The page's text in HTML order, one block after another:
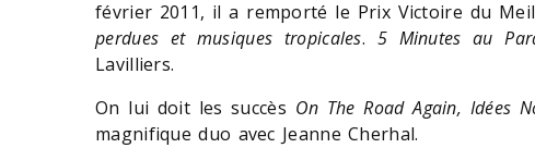
février 2011, il a remporté le Prix Victoire du
perdues et musiques tropicales. 5 Minutes au
Lavilliers.
On lui doit les succès On The Road Again, Idées
magnifique duo avec Jeanne Cherhal.